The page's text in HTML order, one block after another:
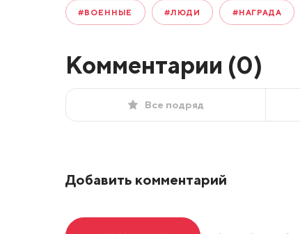
#ВОЕННЫЕ #ЛЮДИ #НАГРАДА
Комментарии (0)
Все подряд
Добавить комментарий